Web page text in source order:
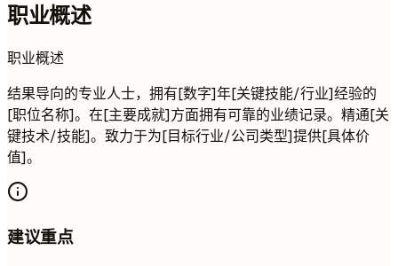
职业概述
职业概述
结果导向的专业人士，拥有[数字]年[关键技能/行业]经验的
[职位名称]。在[主要成就]方面拥有可靠的业绩记录。精通[关
键技术/技能]。致力于为[目标行业/公司类型]提供[具体价
值]。
建议重点